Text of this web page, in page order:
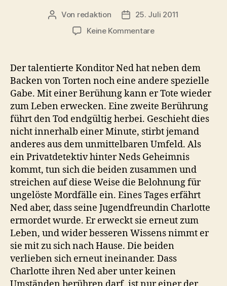
Beitragsautor
Von redaktion Veröffentlichungsdatum
25. Juli 2011
Keine Kommentarezu
Der talentierte Konditor Ned hat neben dem
Backen von Torten noch eine andere spezielle
Gabe. Mit einer Berühung kann er Tote wieder
zum Leben erwecken. Eine zweite Berührung
führt den Tod endgültig herbei. Geschieht dies
nicht innerhalb einer Minute, stirbt jemand
anderes aus dem unmittelbaren Umfeld. Als
ein Privatdetektiv hinter Neds Geheimnis
kommt, tun sich die beiden zusammen und
streichen auf diese Weise die Belohnung für
ungelöste Mordfälle ein. Eines Tages erfährt
Ned aber, dass seine Jugendfreundin Charlotte
ermordet wurde. Er erweckt sie erneut zum
Leben, und wider besseren Wissens nimmt er
sie mit zu sich nach Hause. Die beiden
verlieben sich erneut ineinander. Dass
Charlotte ihren Ned aber unter keinen